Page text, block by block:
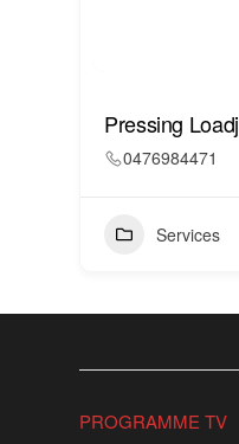
Pressing
0476984471
Services
PROGRAMME TV